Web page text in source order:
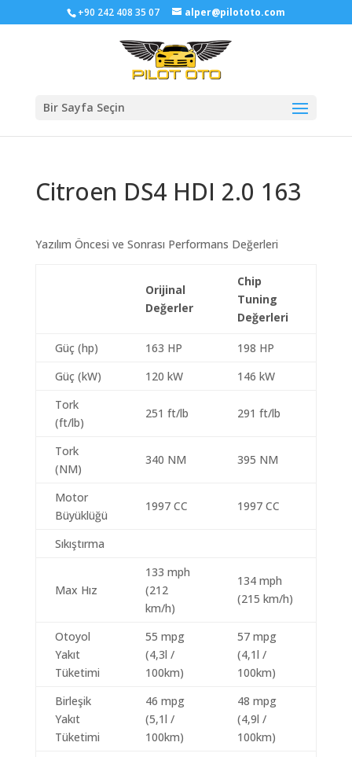
+90 242 408 35 07 alper@pilototo.com
Bir Sayfa Seçin
Citroen DS4 HDI 2.0 163
Yazılım Öncesi ve Sonrası Performans Değerleri
Orijinal
Değerler
Chip
Tuning
Değerleri
Güç (hp) 163 HP
198 HP
Güç (kW)
120 kW
146 kW
Tork
(ft/lb)
251 ft/lb 291 ft/lb
Tork
(NM)
340 NM 395 NM
Motor
Büyüklüğü
1997 CC 1997 CC
Sıkıştırma
Max Hız
133 mph
(212
km/h)
134 mph
(215 km/h)
Otoyol
Yakıt
Tüketimi
55 mpg
(4,3l /
100km)
57 mpg
(4,1l /
100km)
Birleşik
Yakıt
Tüketimi
46 mpg
(5,1l /
100km)
48 mpg
(4,9l /
100km)